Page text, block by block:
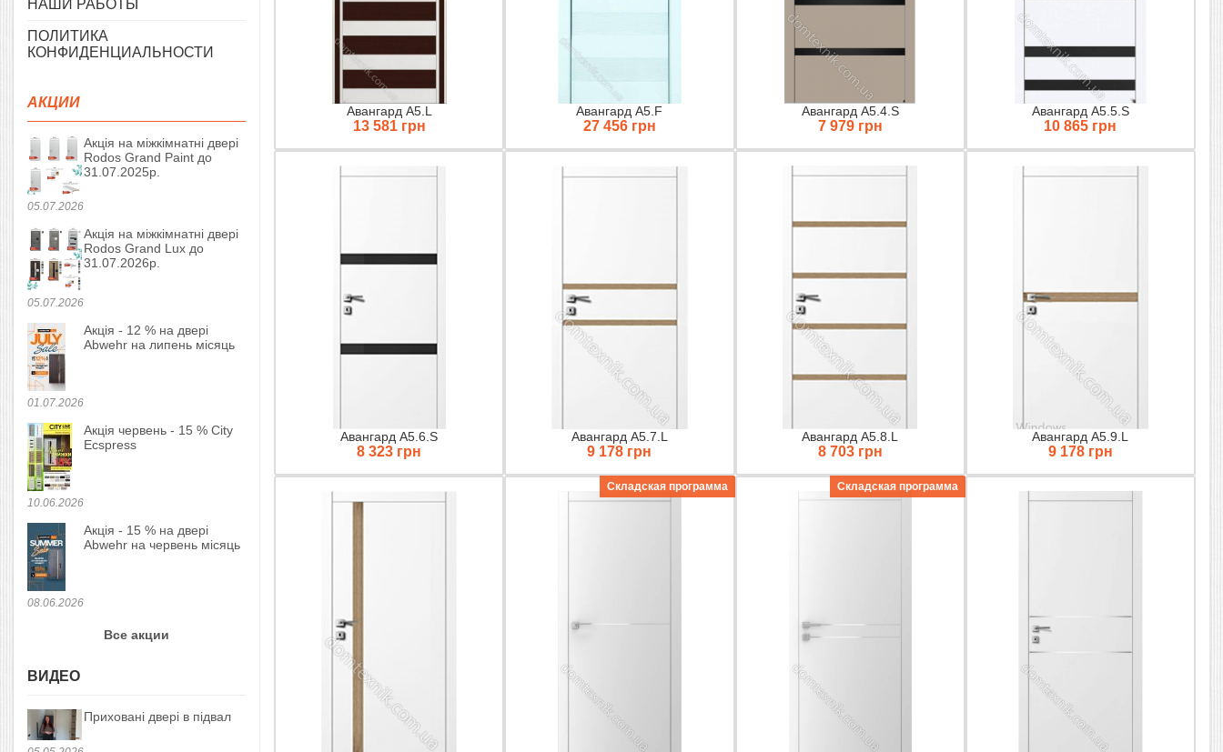
НАШИ РАБОТЫ
ПОЛИТИКА
КОНФИДЕНЦИАЛЬНОСТИ
АКЦИИ
05.07.2026
Акція на міжкімнатні двері
Rodos Grand Paint до
31.07.2025р.
05.07.2026
Акція на міжкімнатні двері
Rodos Grand Lux до
31.07.2026р.
01.07.2026
Акція - 12 % на двері
Abwehr на липень місяць
10.06.2026
Акція червень - 15 % City
Ecspress
08.06.2026
Акція - 15 % на двері
Abwehr на червень місяць
Все акции
ВИДЕО
Приховані двері в підвал
Авангард А5.L
13 581 грн
Авангард A5.F
27 456 грн
Авангард A5.4.S
7 979 грн
Авангард A5.5.S
10 865 грн
Авангард A5.6.S
8 323 грн
Авангард А5.7.L
9 178 грн
Авангард А5.8.L
8 703 грн
Авангард А5.9.L
9 178 грн
Складская программа Складская программа